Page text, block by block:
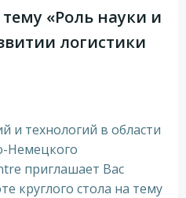
«Роль науки и
логистики
и технологий в области
Немецкого
приглашает Вас
круглого стола на тему